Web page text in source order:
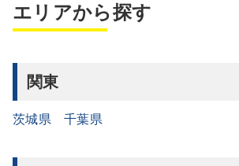
エリアから探す
関東
茨城県 千葉県